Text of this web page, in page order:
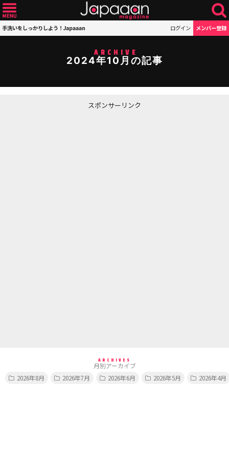
手洗いをしっかりしよう！Japaaan ログイン メンバー登録
ARCHIVE
2024年10月の記事
スポンサーリンク
ARCHIVES
月別アーカイブ
2026年8月
2026年7月 2026年6月 2026年5月 2026年4月